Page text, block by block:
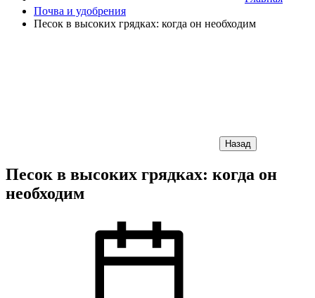
Почва и удобрения
Песок в высоких грядках: когда он необходим
Назад
Песок в высоких грядках: когда он
необходим